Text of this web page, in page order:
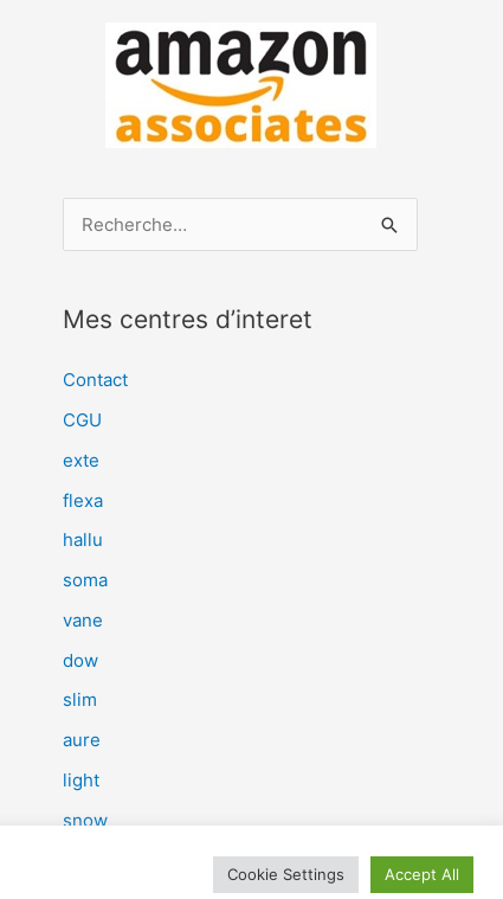
e
e
r
:
Mes centres d’interet
Contact
CGU
exte
flexa
hallu
soma
vane
dow
slim
aure
light
snow
Cookie Settings Accept All